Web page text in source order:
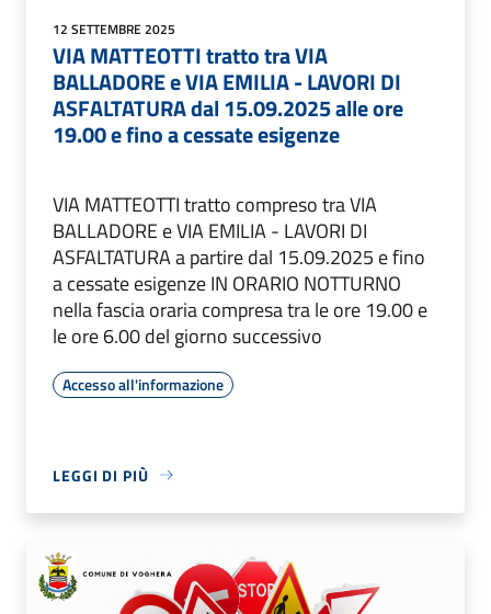
12 SETTEMBRE 2025
VIA MATTEOTTI tratto tra VIA
BALLADORE e VIA EMILIA - LAVORI DI
ASFALTATURA dal 15.09.2025 alle ore
19.00 e fino a cessate esigenze
VIA MATTEOTTI tratto compreso tra VIA
BALLADORE e VIA EMILIA - LAVORI DI
ASFALTATURA a partire dal 15.09.2025 e fino
a cessate esigenze IN ORARIO NOTTURNO
nella fascia oraria compresa tra le ore 19.00 e
le ore 6.00 del giorno successivo
Accesso all'informazione
LEGGI DI PIÙ